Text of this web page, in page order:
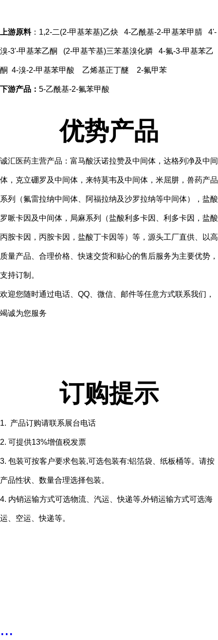
上游原料：1,2-二(2-甲基苯基)乙炔 4-乙酰基-2-甲基苯甲腈 4'-
溴-3'-甲基苯乙酮 (2-甲基苄基)三苯基溴化膦 4-氟-3-甲基苯乙
酮 4-溴-2-甲基苯甲酸 乙烯基正丁醚 2-氟甲苯
下游产品： 5-乙酰基-2-氟苯甲酸
优势产品
诚汇医药主营产品：富马酸沃诺拉赞及中间体，达格列净及中间
体，克立硼罗及中间体，来特莫韦及中间体，米屈肼，兽药产品
系列（氟雷拉纳中间体、阿福拉纳及沙罗拉纳等中间体），盐酸
罗哌卡因及中间体，局麻系列（盐酸利多卡因、利多卡因，盐酸
丙胺卡因，丙胺卡因，盐酸丁卡因等）等，源头工厂直供、以高
质量产品、合理价格、快速交货和贴心的售后服务为主要优势，
支持订制。
欢迎您随时通过电话、QQ、微信、邮件等任意方式联系我们，
竭诚为您服务
订购提示
1. 产品订购请联系展台电话
2. 可提供13%增值税发票
3. 包装可按客户要求包装,可选包装有:铝箔袋、纸板桶等。请按
产品性状、数量合理选择包装。
4. 内销运输方式可选物流、汽运、快递等,外销运输方式可选海
运、空运、快递等。
...